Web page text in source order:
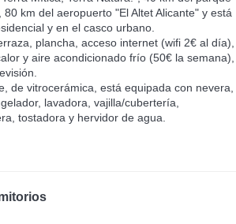
km del aeropuerto "El Altet Alicante" y está
y en el casco urbano.
plancha, acceso internet (wifi 2€ al día),
y aire acondicionado frío (50€ la semana),
de vitrocerámica, está equipada con nevera,
lavadora, vajilla/cubertería,
tostadora y hervidor de agua.